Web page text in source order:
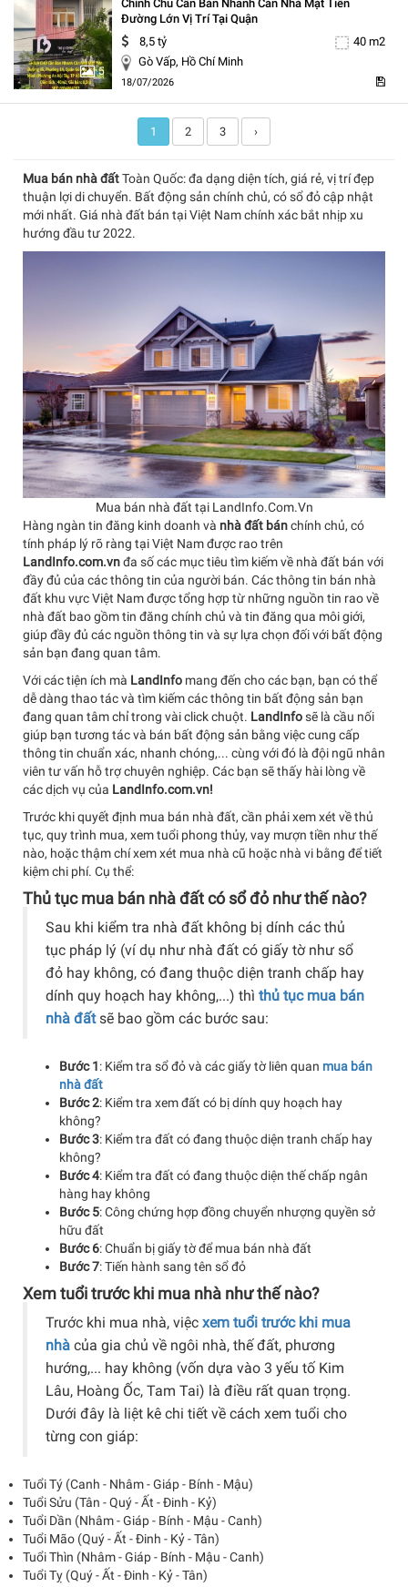
5
Chính Chủ Cần Bán Nhanh Căn Nhà Mặt Tiền
Đường Lớn Vị Trí Tại Quận
8,5 tỷ
40 m2
Gò Vấp, Hồ Chí Minh
18/07/2026
1 2 3 ›
Mua bán nhà đấtToàn Quốc: đa dạng diện tích, giá rẻ, vị trí đẹp
thuận lợi di chuyển. Bất động sản chính chủ, có sổ đỏ cập nhật
mới nhất. Giá nhà đất bán tại Việt Nam chính xác bắt nhịp xu
hướng đầu tư 2022.
Mua bán nhà đất tại LandInfo.Com.Vn
Hàng ngàn tin đăng kinh doanh và nhà đất bánchính chủ, có
tính pháp lý rõ ràng tại Việt Nam được rao trên
LandInfo.com.vnđa số các mục tiêu tìm kiếm về nhà đất bán với
đầy đủ của các thông tin của người bán. Các thông tin bán nhà
đất khu vực Việt Nam được tổng hợp từ những nguồn tin rao về
nhà đất bao gồm tin đăng chính chủ và tin đăng qua môi giới,
giúp đầy đủ các nguồn thông tin và sự lựa chọn đối với bất động
sản bạn đang quan tâm.
Với các tiện ích mà LandInfo mang đến cho các bạn, bạn có thể
dễ dàng thao tác và tìm kiếm các thông tin bất động sản bạn
đang quan tâm chỉ trong vài click chuột. LandInfosẽ là cầu nối
giúp bạn tương tác và bán bất động sản bằng việc cung cấp
thông tin chuẩn xác, nhanh chóng,... cùng với đó là đội ngũ nhân
viên tư vấn hỗ trợ chuyên nghiệp. Các bạn sẽ thấy hài lòng về
các dịch vụ của LandInfo.com.vn!
Trước khi quyết định mua bán nhà đất, cần phải xem xét về thủ
tục, quy trình mua, xem tuổi phong thủy, vay mượn tiền như thế
nào, hoặc thậm chí xem xét mua nhà cũ hoặc nhà vi bằng để tiết
kiệm chi phí. Cụ thể:
Thủ tục mua bán nhà đất có sổ đỏ như thế nào?
Sau khi kiểm tra nhà đất không bị dính các thủ
tục pháp lý (ví dụ như nhà đất có giấy tờ như sổ
đỏ hay không, có đang thuộc diện tranh chấp hay
dính quy hoạch hay không,...) thì thủ tục mua bán
nhà đấtsẽ bao gồm các bước sau:
Bước 1: Kiểm tra sổ đỏ và các giấy tờ liên quan mua bán
nhà đất
Bước 2: Kiểm tra xem đất có bị dính quy hoạch hay
không?
Bước 3: Kiểm tra đất có đang thuộc diện tranh chấp hay
không?
Bước 4: Kiểm tra đất có đang thuộc diện thế chấp ngân
hàng hay không
Bước 5: Công chứng hợp đồng chuyển nhượng quyền sở
hữu đất
Bước 6: Chuẩn bị giấy tờ để mua bán nhà đất
Bước 7: Tiến hành sang tên sổ đỏ
Xem tuổi trước khi mua nhà như thế nào?
Trước khi mua nhà, việc xem tuổi trước khi mua
nhà của gia chủ về ngôi nhà, thế đất, phương
hướng,... hay không (vốn dựa vào 3 yếu tố Kim
Lâu, Hoàng Ốc, Tam Tai) là điều rất quan trọng.
Dưới đây là liệt kê chi tiết về cách xem tuổi cho
từng con giáp:
Tuổi Tý (Canh - Nhâm - Giáp - Bính - Mậu)
Tuổi Sửu (Tân - Quý - Ất - Đinh - Kỷ)
Tuổi Dần (Nhâm - Giáp - Bính - Mậu - Canh)
Tuổi Mão (Quý - Ất - Đinh - Kỷ - Tân)
Tuổi Thìn (Nhâm - Giáp - Bính - Mậu - Canh)
Tuổi Tỵ (Quý - Ất - Đinh - Kỷ - Tân)